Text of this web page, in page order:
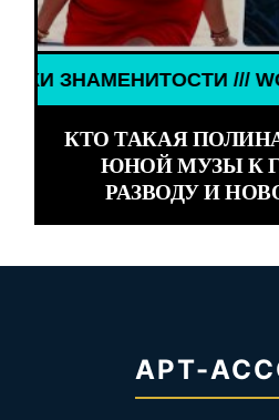
GIRLS /// ДЕВУШКИ
КТО ТАКАЯ
ЮНОЙ МУЗЫ К
РАЗВОДУ И
АРТ-